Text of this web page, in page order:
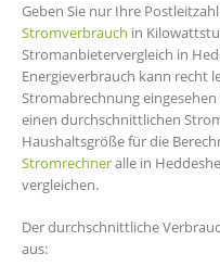
Geben Sie nur Ihre
Stromverbrauch in
Stromanbietervergleich in
Energieverbrauch kann recht
Stromabrechnung
einen durchschnittlichen
Haushaltsgröße für die
Stromrechneralle in
vergleichen.
Der durchschnittliche
aus: